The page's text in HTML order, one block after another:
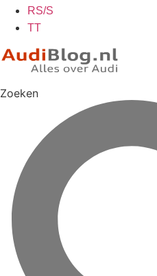
RS/S
TT
Zoeken